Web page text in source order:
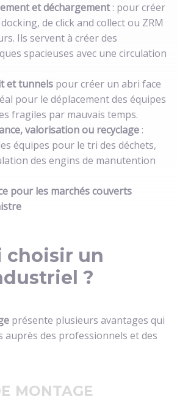
et déchargement: pour créer
de click and collect ou ZRM
Ils servent à créer des
spacieuses avec une circulation
et tunnelspour créer un abri face
pour le déplacement des équipes
fragiles par mauvais temps.
valorisation ou recyclage:
équipes pour le tri des déchets,
des engins de manutention
pour les marchés couverts
choisir un
?
présente plusieurs avantages qui
auprès des professionnels et des
MONTAGE